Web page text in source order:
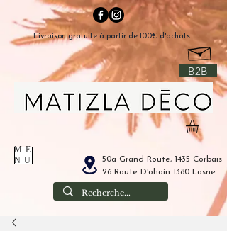
B2B
50a Grand Route, 1435 Corbais
26 Route D'ohain 1380 Lasne
ME
NU
Livraison gratuite à partir de 100€ d'achats